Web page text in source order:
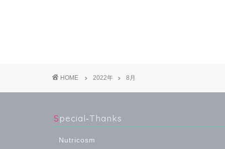
HOME 2022年 8月
Special‐Thanks
Nutricosm